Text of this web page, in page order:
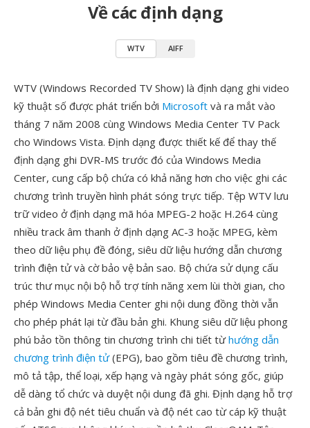
Về các định dạng
WTV AIFF
WTV (Windows Recorded TV Show) là định dạng ghi video
kỹ thuật số được phát triển bởi Microsoft và ra mắt vào
tháng 7 năm 2008 cùng Windows Media Center TV Pack
cho Windows Vista. Định dạng được thiết kế để thay thế
định dạng ghi DVR-MS trước đó của Windows Media
Center, cung cấp bộ chứa có khả năng hơn cho việc ghi các
chương trình truyền hình phát sóng trực tiếp. Tệp WTV lưu
trữ video ở định dạng mã hóa MPEG-2 hoặc H.264 cùng
nhiều track âm thanh ở định dạng AC-3 hoặc MPEG, kèm
theo dữ liệu phụ đề đóng, siêu dữ liệu hướng dẫn chương
trình điện tử và cờ bảo vệ bản sao. Bộ chứa sử dụng cấu
trúc thư mục nội bộ hỗ trợ tính năng xem lùi thời gian, cho
phép Windows Media Center ghi nội dung đồng thời vẫn
cho phép phát lại từ đầu bản ghi. Khung siêu dữ liệu phong
phú bảo tồn thông tin chương trình chi tiết từhướng dẫn
chương trình điện tử(EPG), bao gồm tiêu đề chương trình,
mô tả tập, thể loại, xếp hạng và ngày phát sóng gốc, giúp
dễ dàng tổ chức và duyệt nội dung đã ghi. Định dạng hỗ trợ
cả bản ghi độ nét tiêu chuẩn và độ nét cao từ cáp kỹ thuật